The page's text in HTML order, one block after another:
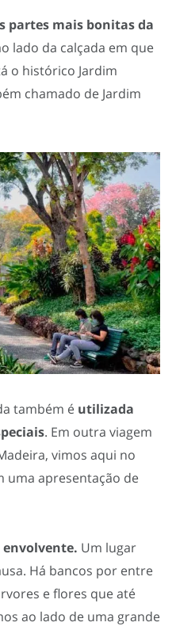
partes mais bonitas da
lado da calçada em que
o histórico Jardim
chamado de Jardim
também é utilizada
. Em outra viagem
vimos aqui no
uma apresentação de
envolvente. Um lugar
Há bancos por entre
e flores que até
ao lado de uma grande